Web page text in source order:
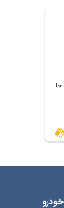
لاستیک چاک دار میله موجگیر جلو ویرا